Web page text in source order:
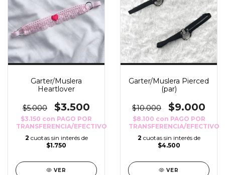
Garter/Muslera
Heartlover
$5.000 $3.500
$3.150 con PAGO POR
TRANSFERENCIA/EFECTIVO
2 cuotas sin interés de
$1.750
VER
Garter/Muslera Pierced
(par)
$10.000 $9.000
$8.100 con PAGO POR
TRANSFERENCIA/EFECTIVO
2 cuotas sin interés de
$4.500
VER